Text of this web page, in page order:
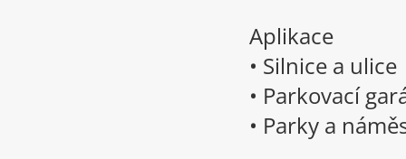
Aplikace
• Silnice a ulice
• Parkovací
• Parky a